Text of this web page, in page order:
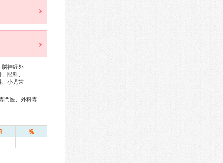
脳神経外
眼科、
、小児歯
学専門医、精神科専門医、麻酔科専門医、緩和医療専門医、病理専門医、小児歯科専門医、放射線科専門医、臨床遺伝専門医、がん治療認定医
祝